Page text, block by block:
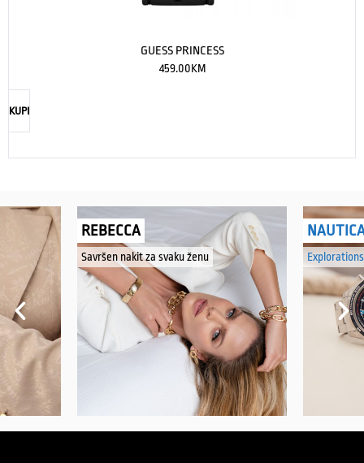
GUESS PRINCESS
459.00KM
KUPI
REBECCA
Savršen nakit za svaku ženu